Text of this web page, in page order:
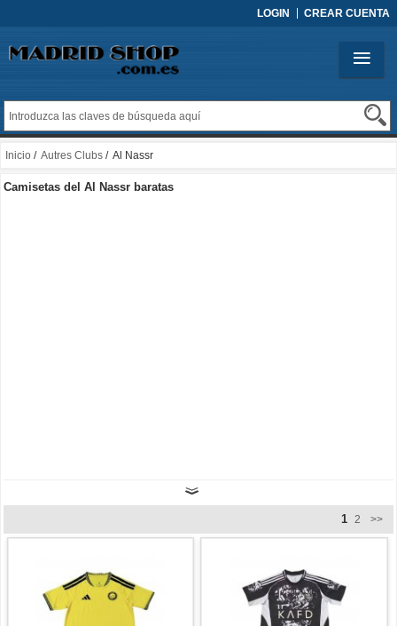
LOGIN CREAR CUENTA
Inicio / Autres Clubs / Al Nassr
Camisetas del Al Nassr baratas
1 2 >>